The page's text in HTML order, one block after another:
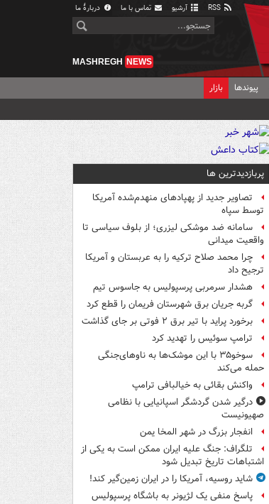
آرشیو تماس با ما دربارهٔ ما
MASHREGH NEWS
پیوندها بازار
پربازدیدترین ها
تصاویر جدید از پهپادهای منهدم‌شده آمریکا
توسط سپاه
سامانه ضد موشکی لیزری؛ از بلوف سیاسی تا
واقعیت میدانی
چرا محمد صلاح ترکیه را به عربستان و آمریکا
ترجیح داد
هشدار سرمربی پرسپولیس به جاسوس تیم
گربه جریان برق شهرستان فریمان را قطع کرد
برخورد پراید با تیر برق ۲ فوتی بر جای گذاشت
ترامپ سوئیس را تهدید کرد
سوخو۳۵ با این موشک‌ها به ناوهای‌جنگی
حمله می‌کند
واکنش بقائی به خیالبافی ترامپ
درگیر شدن گردشگر اسپانیایی با نظامی
صهیونیست
انفجار بزرگ در شهر المخا یمن
تلگراف: جنگ علیه ایران ممکن است به یکی از
اشتباهات تاریخ تبدیل شود
شاید روسیه، آمریکا را در ایران زمین‌گیر کند!
پاسخ منفی یک لژیونر به باشگاه پرسپولیس